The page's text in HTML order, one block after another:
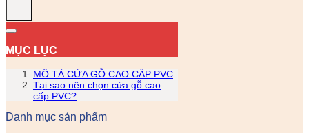
MỤC LỤC
MÔ TẢ CỬA GỖ CAO CẤP PVC
Tại sao nên chọn cửa gỗ cao
cấp PVC?
Danh mục sản phẩm